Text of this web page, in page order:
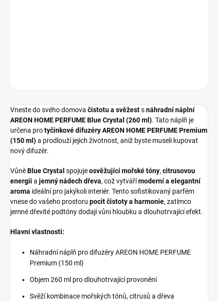
Vneste do svého domova čistotu a svěžestsnáhradní náplní
AREON HOME PERFUME Blue Crystal (260 ml). Tato náplň je
určena protyčinkové difuzéry AREON HOME PERFUME Premium
(150 ml)a prodlouží jejich životnost, aniž byste museli kupovat
nový difuzér.
VůněBlue Crystal spojujeosvěžující mořské tóny, citrusovou
energii a jemný nádech dřeva, což vytvářímoderní a elegantní
aroma ideální pro jakýkoli interiér. Tento sofistikovaný parfém
vnese do vašeho prostoru pocit čistoty a harmonie, zatímco
jemné dřevité podtóny dodají vůni hloubku a dlouhotrvající efekt.
Hlavní vlastnosti:
Náhradní náplň pro difuzéry AREON HOME PERFUME
Premium (150 ml)
Objem 260 ml pro dlouhotrvající provonění
Svěží kombinace mořských tónů, citrusů a dřeva